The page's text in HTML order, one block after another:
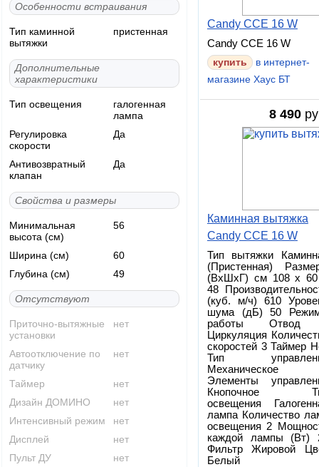
Особенности встраивания
Тип каминной
вытяжки
пристенная
Дополнительные
характеристики
Тип освещения
галогенная
лампа
Регулировка
скорости
Да
Антивозвратный
клапан
Да
Свойства и размеры
Минимальная
высота (см)
56
Ширина (см)
60
Глубина (см)
49
Отсутствуют
Приточно-вытяжные
установки
нет
Автоотключение по
датчику
нет
Таймер
нет
Дизайн ДОМИНО
нет
Интенсивный режим
нет
Дисплей
нет
Пульт ДУ
нет
Candy CCE 16 W
Candy CCE 16 W
купить
в интернет-
магазине Хаус БТ
8 490
Каминная вытяжка
Candy CCE 16 W
Тип вытяжки
(Пристенная)
(ВхШхГ) см 108 x
48
(куб. м/ч) 610
шума (дБ) 50
работы
Циркуляция
скоростей 3 Таймер
Тип
Механическое
Элементы
Кнопочное
освещения
лампа Количество
освещения 2
каждой лампы (Вт)
Фильтр Жировой
Белый